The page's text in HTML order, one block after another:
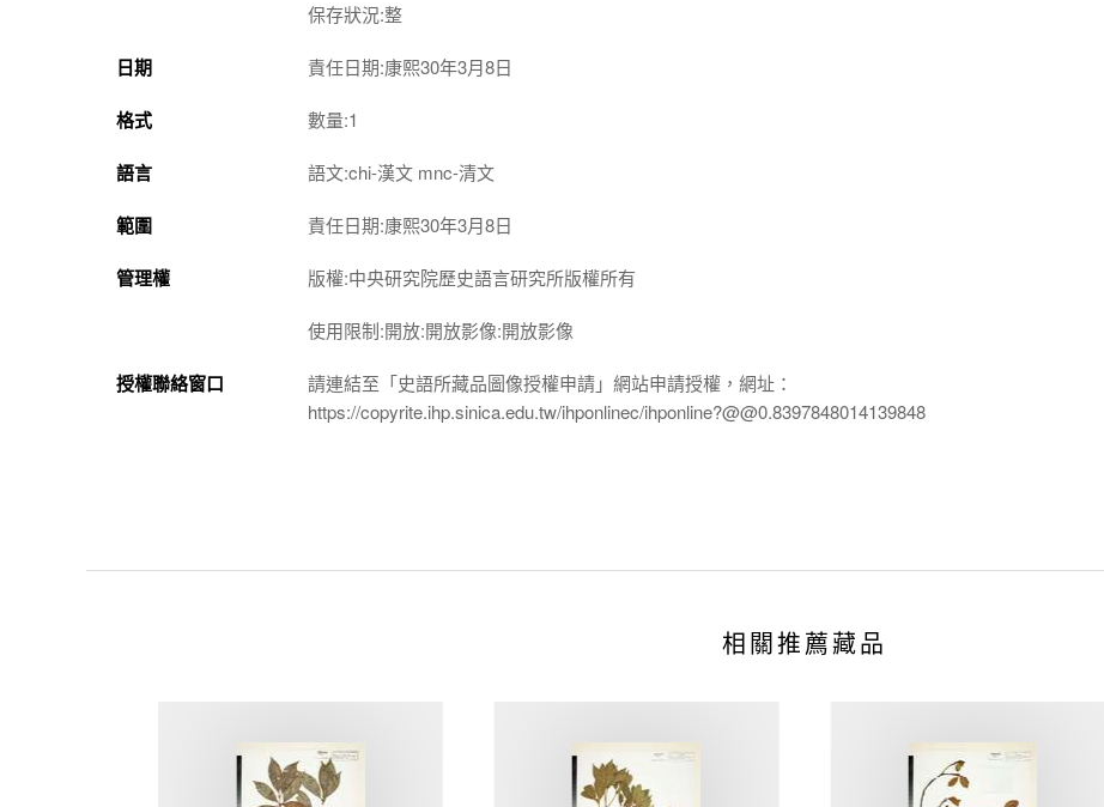
保存狀況:整
日期 責任日期:康熙30年3月8日
格式 數量:1
語言 語文:chi-漢文 mnc-清文
範圍 責任日期:康熙30年3月8日
管理權 版權:中央研究院歷史語言研究所版權所有
使用限制:開放:開放影像:開放影像
授權聯絡窗口
請連結至「史語所藏品圖像授權申請」網站申請授權，網址：
https://copyrite.ihp.sinica.edu.tw/ihponlinec/ihponline?@@0.8397848014139848
相關推薦藏品